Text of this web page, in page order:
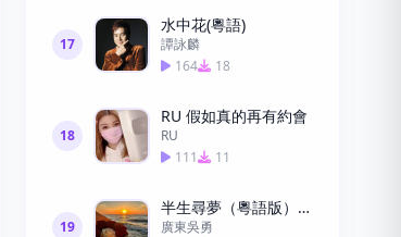
17
水中花(粵語)
譚詠麟
164
18
18
RU 假如真的再有約會
RU
111
11
19
半生尋夢（粵語版）—廣東吳勇
廣東吳勇